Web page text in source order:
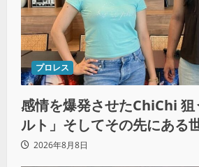
プロレス
感情を爆発させたChiChi
ルト」そしてその先にある
2026年8月8日